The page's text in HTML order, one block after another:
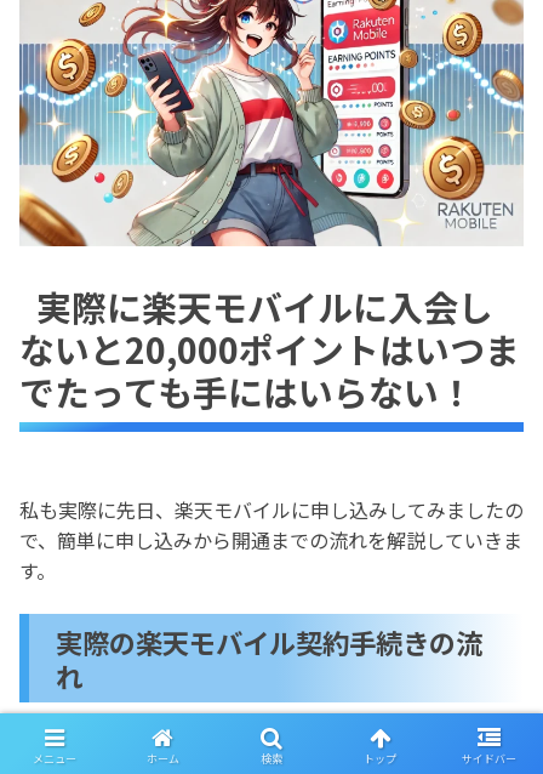
実際に楽天モバイルに入会し
ないと20,000ポイントはいつま
でたっても手にはいらない！
私も実際に先日、楽天モバイルに申し込みしてみましたの
で、簡単に申し込みから開通までの流れを解説していきま
す。
実際の楽天モバイル契約手続きの流
れ
↓↓楽天モバイルに申し込みはこちらから↓↓
メニュー ホーム 検索 トップ サイドバー